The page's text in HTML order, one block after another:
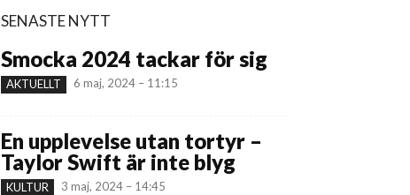
SENASTE NYTT
Smocka 2024 tackar för sig
AKTUELLT 6 maj, 2024 – 11:15
En upplevelse utan tortyr –
Taylor Swift är inte blyg
KULTUR 3 maj, 2024 – 14:45